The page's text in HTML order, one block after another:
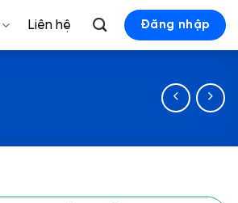
Liên hệ Đăng nhập